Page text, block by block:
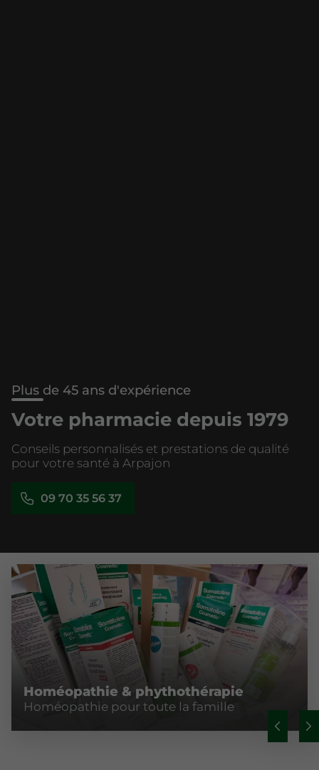
Plus de 45 ans d'expérience
Votre pharmacie depuis 1979
Conseils personnalisés et prestations de qualité
pour votre santé à Arpajon
09 70 35 56 37
Homéopathie & phythothérapie
Homéopathie pour toute la famille